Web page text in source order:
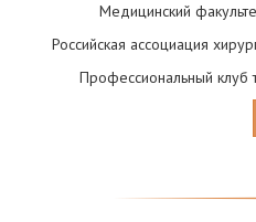
Медицинский
Российская ассоциация
Профессиональный клуб